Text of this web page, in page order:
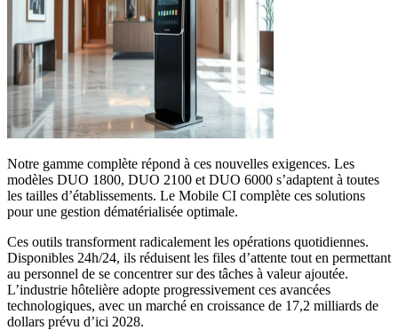
Notre gamme complète répond à ces nouvelles exigences. Les
modèles DUO 1800, DUO 2100 et DUO 6000 s’adaptent à toutes
les tailles d’établissements. Le Mobile CI complète ces solutions
pour une gestion dématérialisée optimale.
Ces outils transforment radicalement les opérations quotidiennes.
Disponibles 24h/24, ils réduisent les files d’attente tout en permettant
au personnel de se concentrer sur des tâches à valeur ajoutée.
L’industrie hôtelière adopte progressivement ces avancées
technologiques, avec un marché en croissance de 17,2 milliards de
dollars prévu d’ici 2028.